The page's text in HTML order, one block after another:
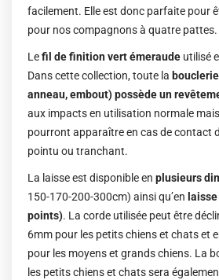
facilement. Elle est donc parfaite pour
pour nos compagnons à quatre pattes.
Lefil de finition vert émeraude utilisé
Dans cette collection, toute la
anneau, embout) possède un
aux impacts en utilisation normale
pourront apparaître en cas de contact
pointu ou tranchant.
La laisse est disponible en plusieurs
150-170-200-300cm) ainsi qu’en
points). La corde utilisée peut être
6mm pour les petits chiens et chats et
pour les moyens et grands chiens. La
les petits chiens et chats sera